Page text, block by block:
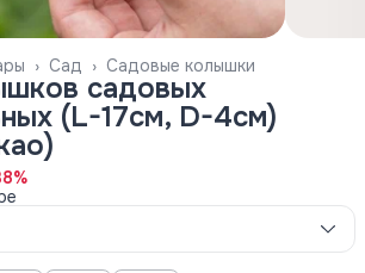
Садовые колышки
Сад ›
›
садовых
(L-17см, D-4см)
%